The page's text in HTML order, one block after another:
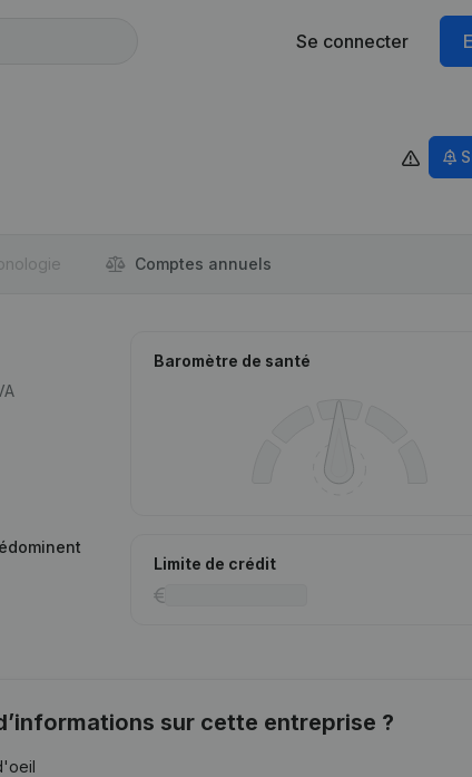
Se connecter
Comptes annuels
Baromètre de santé
Limite de crédit
sur cette entreprise ?